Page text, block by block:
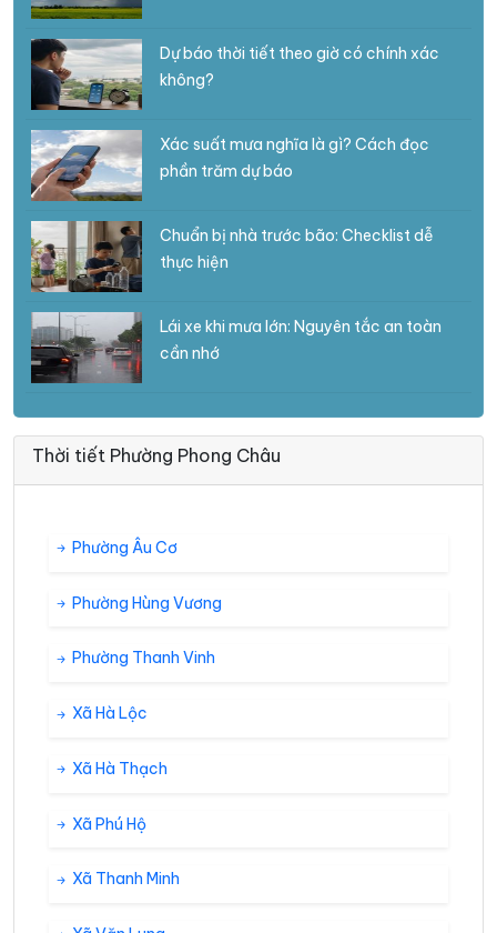
Dự báo thời tiết theo giờ có chính xác
không?
Xác suất mưa nghĩa là gì? Cách đọc
phần trăm dự báo
Chuẩn bị nhà trước bão: Checklist dễ
thực hiện
Lái xe khi mưa lớn: Nguyên tắc an toàn
cần nhớ
Thời tiết Phường Phong Châu
Phường Âu Cơ
Phường Hùng Vương
Phường Thanh Vinh
Xã Hà Lộc
Xã Hà Thạch
Xã Phú Hộ
Xã Thanh Minh